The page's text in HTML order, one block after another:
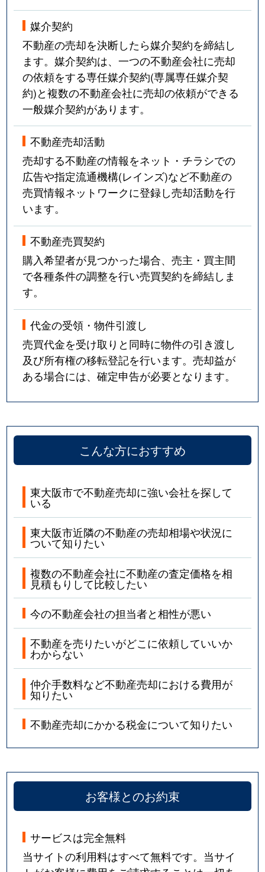
媒介契約
不動産の売却を決断したら媒介契約を締結し
ます。媒介契約は、一つの不動産会社に売却
の依頼をする専任媒介契約(専属専任媒介契
約)と複数の不動産会社に売却の依頼ができる
一般媒介契約があります。
不動産売却活動
売却する不動産の情報をネット・チラシでの
広告や指定流通機構(レインズ)など不動産の
売買情報ネットワークに登録し売却活動を行
います。
不動産売買契約
購入希望者が見つかった場合、売主・買主間
で各種条件の調整を行い売買契約を締結しま
す。
代金の受領・物件引渡し
売買代金を受け取りと同時に物件の引き渡し
及び所有権の移転登記を行います。売却益が
ある場合には、確定申告が必要となります。
こんな方におすすめ
東大阪市で不動産売却に強い会社を探して
いる
東大阪市近隣の不動産の売却相場や状況に
ついて知りたい
複数の不動産会社に不動産の査定価格を相
見積もりして比較したい
今の不動産会社の担当者と相性が悪い
不動産を売りたいがどこに依頼していいか
わからない
仲介手数料など不動産売却における費用が
知りたい
不動産売却にかかる税金について知りたい
お客様とのお約束
サービスは完全無料
当サイトの利用料はすべて無料です。当サイ